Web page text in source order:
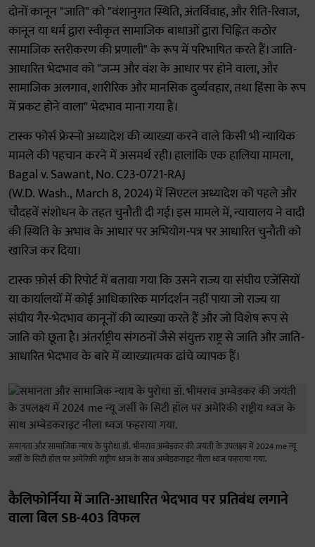
दोनों कानून "जाति" को "वंशानुगत स्थिति, अंतर्विवाह, और रीति-रिवाज,
कानून या धर्म द्वारा स्वीकृत सामाजिक बाधाओं द्वारा चिह्नित कठोर
सामाजिक स्तरीकरण की प्रणाली" के रूप में परिभाषित करते हैं। जाति-
आधारित भेदभाव को "जन्म और वंश के आधार पर होने वाला, और
सामाजिक अलगाव, शारीरिक और मानसिक दुर्व्यवहार, तथा हिंसा के रूप
में प्रकट होने वाला" भेदभाव माना गया है।
टास्क फोर्स फ्रेस्नो अध्यादेश की व्याख्या करने वाले किसी भी न्यायिक
मामले की पहचान करने में असमर्थ रही। हालांकि एक हालिया मामला,
Bagal v. Sawant, No. C23-0721-RAJ
(W.D. Wash., March 8, 2024) में सिएटल अध्यादेश को पहले और
चौदहवें संशोधन के तहत चुनौती दी गई। इस मामले में, न्यायालय ने वादी
की स्थिति के अभाव के आधार पर अभियोग-पत्र पर आधारित चुनौती को
खारिज कर दिया।
टास्क फ़ोर्स की रिपोर्ट में बताया गया कि उसने राज्य या संघीय एजेंसियों
या कार्यालयों में कोई आधिकारिक मार्गदर्शन नहीं पाया जो राज्य या
संघीय गैर-भेदभाव कानूनों की व्याख्या करते हैं और जो विशेष रूप से
जाति को छूता है। अंतर्राष्ट्रीय संगठनों जैसे संयुक्त राष्ट्र से जाति और जाति-
आधारित भेदभाव के बारे में व्याख्यात्मक ढांचे व्यापक हैं।
समानता और सामाजिक न्याय के पुरोधा डॉ. भीमराव अम्बेडकर की जयंती के उपलक्ष्य में 2024 me न्यू
जर्सी के सिटी हॉल पर अमेरिकी राष्ट्रीय ध्वज के साथ अम्बेडकराइट नीला ध्वज फहराया गया.
कैलिफोर्निया में जाति-आधारित भेदभाव पर प्रतिबंध लगाने
वाला बिल SB-403 विफल